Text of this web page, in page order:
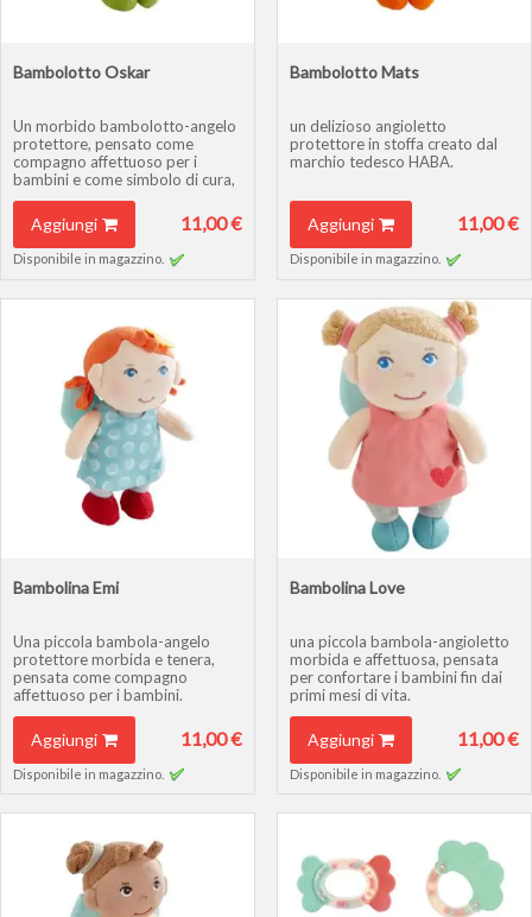
Bambolotto Oskar
Un morbido bambolotto-angelo
protettore, pensato come
compagno affettuoso per i
bambini e come simbolo di cura,
conforto e felicità.
Aggiungi 11,00 €
Disponibile in magazzino.
Bambolotto Mats
un delizioso angioletto
protettore in stoffa creato dal
marchio tedesco HABA.
Aggiungi 11,00 €
Disponibile in magazzino.
Bambolina Emi
Una piccola bambola-angelo
protettore morbida e tenera,
pensata come compagno
affettuoso per i bambini.
Aggiungi 11,00 €
Disponibile in magazzino.
Bambolina Love
una piccola bambola-angioletto
morbida e affettuosa, pensata
per confortare i bambini fin dai
primi mesi di vita.
Aggiungi 11,00 €
Disponibile in magazzino.